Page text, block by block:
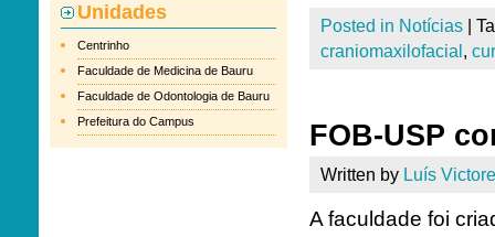
Unidades
Centrinho
Faculdade de Medicina de Bauru
Faculdade de Odontologia de Bauru
Prefeitura do Campus
Posted in Notícias
craniomaxilofacial ,
FOB-USP
Written by Luís
A faculdade foi